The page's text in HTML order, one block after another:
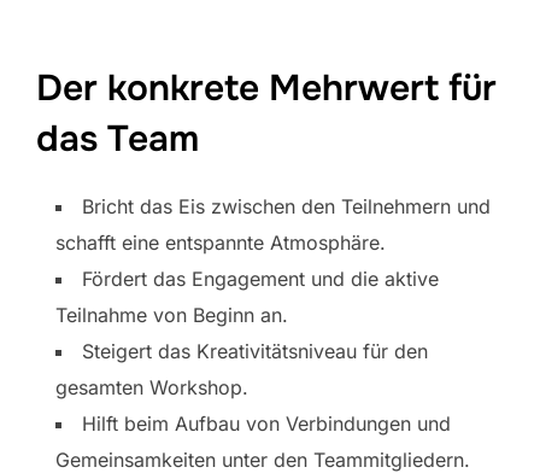
Der konkrete Mehrwert für
das Team
Bricht das Eis zwischen den Teilnehmern und
schafft eine entspannte Atmosphäre.
Fördert das Engagement und die aktive
Teilnahme von Beginn an.
Steigert das Kreativitätsniveau für den
gesamten Workshop.
Hilft beim Aufbau von Verbindungen und
Gemeinsamkeiten unter den Teammitgliedern.